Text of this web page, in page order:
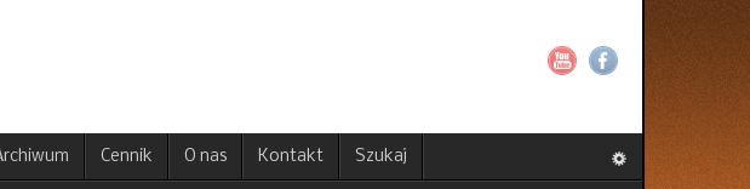
Cennik O nas Kontakt Szukaj